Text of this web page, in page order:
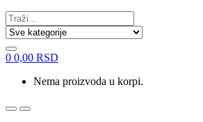
Search
for:
0 0,00 RSD
Nema proizvoda u korpi.